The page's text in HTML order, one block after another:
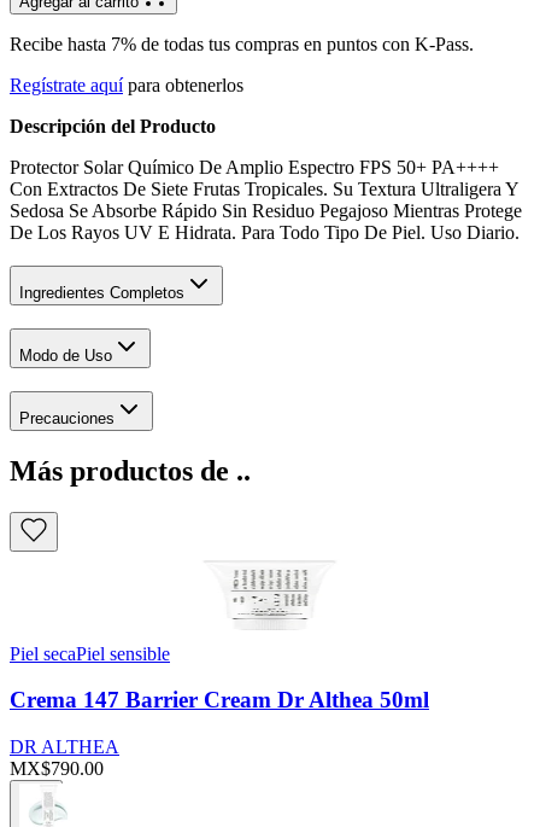
Recibe hasta 7% de todas tus compras en puntos con K-Pass.
Regístrate aquí para obtenerlos
Descripción del Producto
Protector Solar Químico De Amplio Espectro FPS 50+ PA++++
Con Extractos De Siete Frutas Tropicales. Su Textura Ultraligera Y
Sedosa Se Absorbe Rápido Sin Residuo Pegajoso Mientras Protege
De Los Rayos UV E Hidrata. Para Todo Tipo De Piel. Uso Diario.
Ingredientes Completos
Modo de Uso
Precauciones
Más productos de ..
Piel secaPiel sensible
Crema 147 Barrier Cream Dr Althea 50ml
DR ALTHEA
MX$790.00